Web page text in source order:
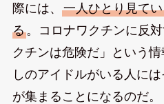
際には、 一人ひとり見て
る。コロナワクチンに反
クチンは危険だ」という
しのアイドルがいる人に
が集まることになるのだ。